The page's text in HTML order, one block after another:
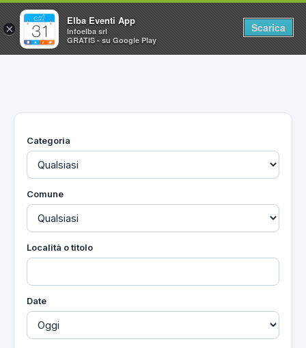
Home
Utilità
Categoria
Comune
Località o titolo
Date
×
Elba Eventi App
Infoelba srl
GRATIS - su Google Play
Scarica